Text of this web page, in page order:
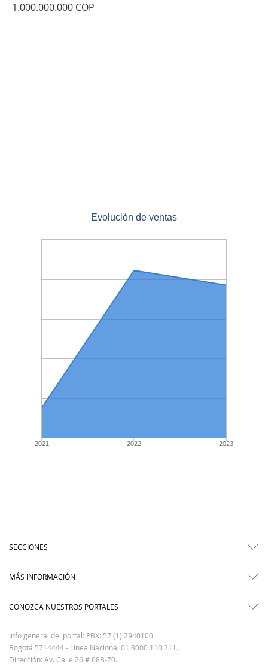
1.000.000.000 COP
Evolución de ventas
2021 2022 2023
SECCIONES
MÁS INFORMACIÓN
CONOZCA NUESTROS PORTALES
Info general del portal: PBX: 57 (1) 2940100.
Bogotá 5714444 - Línea Nacional 01 8000 110 211.
Dirección: Av. Calle 26 # 68B-70.